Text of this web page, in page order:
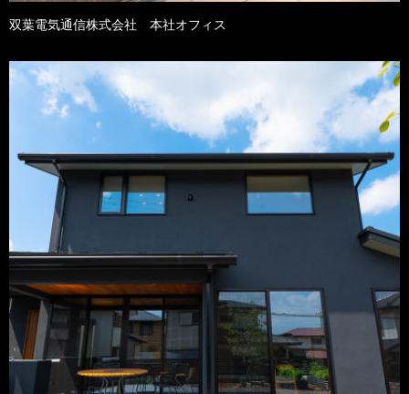
双葉電気通信株式会社 本社オフィス